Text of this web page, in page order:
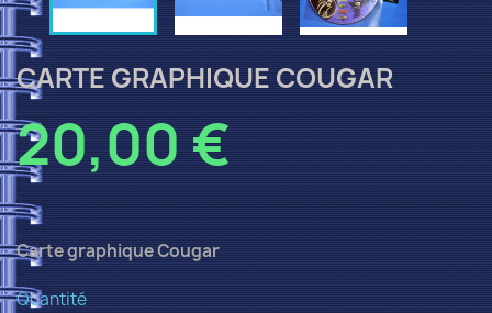
CARTE GRAPHIQUE COUGAR
20,00 €
Carte graphique Cougar
Quantité